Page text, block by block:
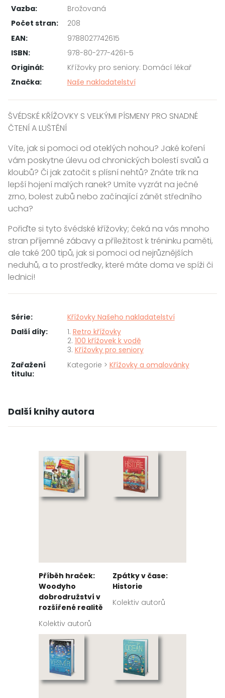
Vazba:
Brožovaná
Počet stran:
208
EAN:
9788027742615
ISBN:
978-80-277-4261-5
Originál:
Křížovky pro seniory: Domácí lékař
Značka:
Naše nakladatelství
ŠVÉDSKÉ KŘÍŽOVKY S VELKÝMI PÍSMENY PRO SNADNÉ
ČTENÍ A LUŠTĚNÍ
Víte, jak si pomoci od oteklých nohou? Jaké koření
vám poskytne úlevu od chronických bolestí svalů a
kloubů? Či jak zatočit s plísní nehtů? Znáte trik na
lepší hojení malých ranek? Umíte vyzrát na ječné
zrno, bolest zubů nebo začínající zánět středního
ucha?
Pořiďte si tyto švédské křížovky; čeká na vás mnoho
stran příjemné zábavy a příležitost k tréninku paměti,
ale také 200 tipů, jak si pomoci od nejrůznějších
neduhů, a to prostředky, které máte doma ve spíži či
lednici!
Série:
Křížovky Našeho nakladatelství
Další díly:
1. Retro křížovky
2. 100 křížovek k vodě
3. Křížovky pro seniory
Zařažení
titulu:
Kategorie > Křížovky a omalovánky
Další knihy autora
Příběh hraček:
Woodyho
dobrodružství v
rozšířené realitě
Kolektiv autorů
Zpátky v čase:
Historie
Kolektiv autorů